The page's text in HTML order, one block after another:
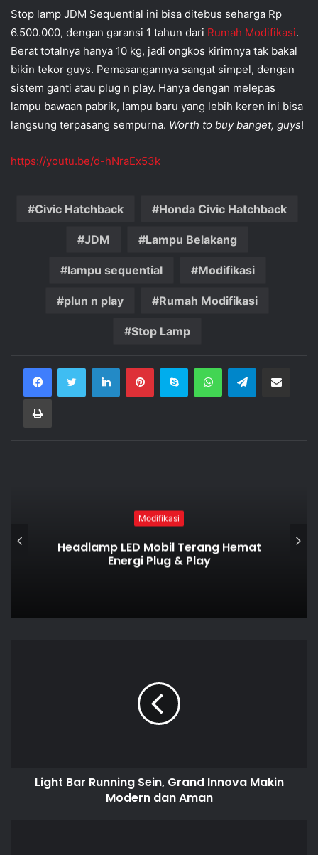
Stop lamp JDM Sequential ini bisa ditebus seharga Rp
6.500.000, dengan garansi 1 tahun dari Rumah Modifikasi.
Berat totalnya hanya 10 kg, jadi ongkos kirimnya tak bakal
bikin tekor guys. Pemasangannya sangat simpel, dengan
sistem ganti atau plug n play. Hanya dengan melepas
lampu bawaan pabrik, lampu baru yang lebih keren ini bisa
langsung terpasang sempurna. Worth to buy banget, guys!
https://youtu.be/d-hNraEx53k
Civic Hatchback Honda Civic Hatchback
JDM Lampu Belakang
lampu sequential Modifikasi
plun n play Rumah Modifikasi
Stop Lamp
FacebookTwitter LinkedIn PinterestSkype WhatsApp
Print
Modifikasi
Headlamp LED Mobil Terang Hemat
Energi Plug & Play
Light Bar Running Sein, Grand Innova Makin
Modern dan Aman